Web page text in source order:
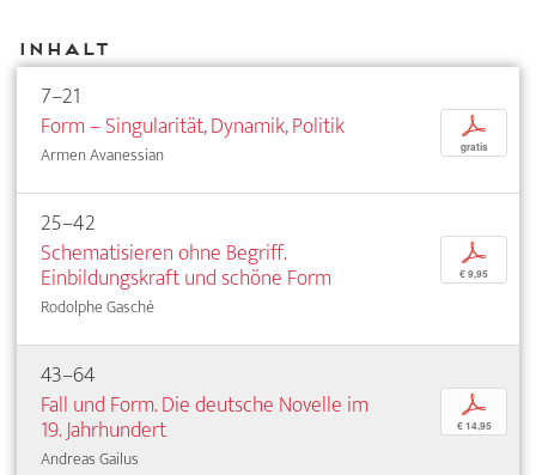
Inhalt
7–21
Form – Singularität, Dynamik, Politik
Armen Avanessian
p
gratis
25–42
Schematisieren ohne Begriff.
Einbildungskraft und schöne Form
Rodolphe Gasché
p
€ 9,95
43–64
Fall und Form. Die deutsche Novelle im
19. Jahrhundert
Andreas Gailus
p
€ 14,95